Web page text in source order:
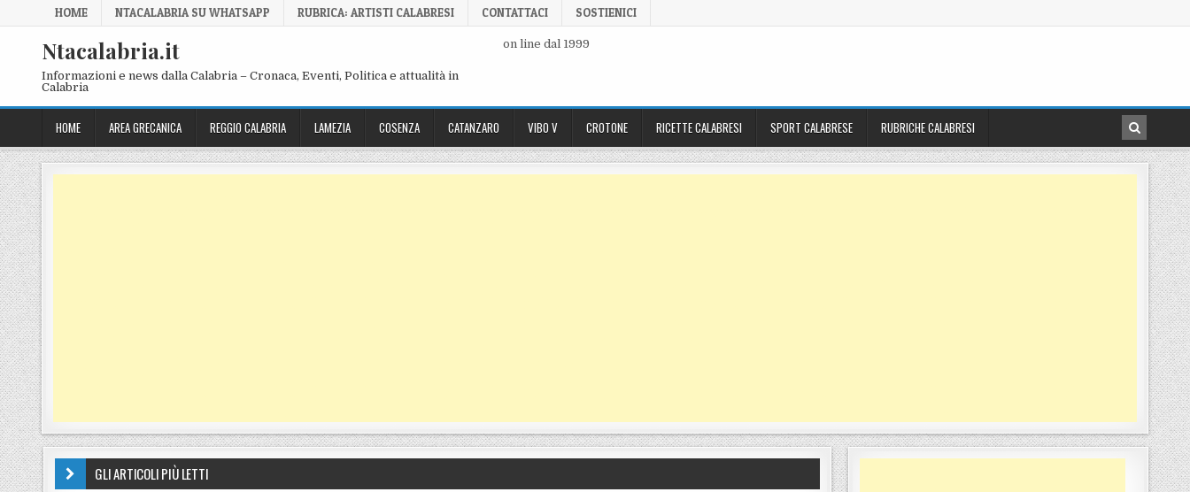
Skip to content
HOME NTACALABRIA SU WHATSAPP RUBRICA: ARTISTI CALABRESI CONTATTACI SOSTIENICI
Ntacalabria.it
Informazioni e news dalla Calabria – Cronaca, Eventi, Politica e attualità in
Calabria
on line dal 1999
HOME AREA GRECANICA REGGIO CALABRIA LAMEZIA COSENZA CATANZARO VIBO V CROTONE RICETTE CALABRESI SPORT CALABRESE RUBRICHE CALABRESI
GLI ARTICOLI PIÙ LETTI